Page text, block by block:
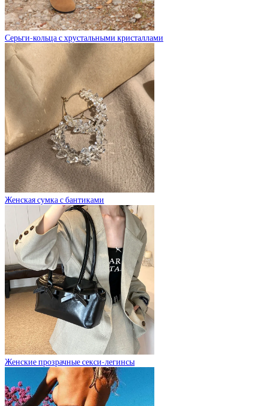
Серьги-кольца с хрустальными кристаллами
Женская сумка с бантиками
Женские прозрачные секси-легинсы